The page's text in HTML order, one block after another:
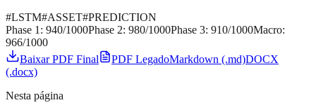
#LSTM#ASSET#PREDICTION
Phase 1: 940/1000Phase 2: 980/1000Phase 3: 910/1000Macro:
966/1000
Baixar PDF Final
PDF LegadoMarkdown (.md)DOCX
(.docx)
Nesta página